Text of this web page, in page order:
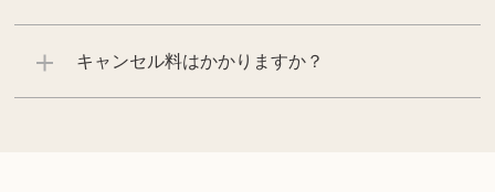
キャンセル料はかかりますか？